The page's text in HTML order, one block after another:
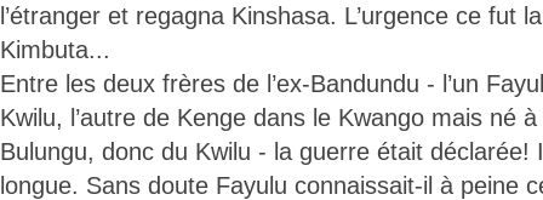
l’étranger et regagna Kinshasa. L’urgence ce fut
Kimbuta...
Entre les deux frères de l’ex-Bandundu - l’un
Kwilu, l’autre de Kenge dans le Kwango mais né
Bulungu, donc du Kwilu - la guerre était déclarée!
longue. Sans doute Fayulu connaissait-il à peine